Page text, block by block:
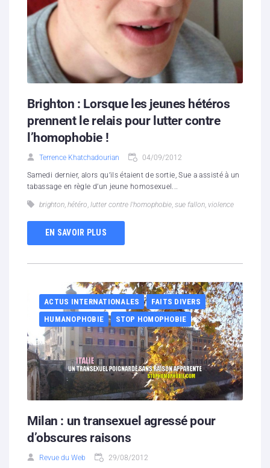
Brighton : Lorsque les jeunes hétéros
prennent le relais pour lutter contre
l’homophobie !
Terrence Khatchadourian 04/09/2012
Samedi dernier, alors qu’ils étaient de sortie, Sue a assisté à un
tabassage en règle d’un jeune homosexuel...
brighton, hétéro, lutter contre l'homophobie, sue fallon, violence
EN SAVOIR PLUS
ACTUS INTERNATIONALES
FAITS DIVERS
HUMANOPHOBIE
STOP HOMOPHOBIE
Milan : un transexuel agressé pour
d’obscures raisons
Revue du Web 29/08/2012